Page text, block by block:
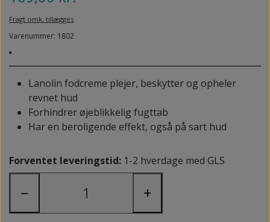
PSORIASIS PÅ FØDDERNE
URO I BENENE/RESTLESS LEGS
VABLER
REFLEXWEAR
REVAMIL
SKINCAIR
Fragt omk. tillægges
Varenummer: 1802
Lanolin fodcreme plejer, beskytter og opheler
revnet hud
Forhindrer øjeblikkelig fugttab
Har en beroligende effekt, også på sart hud
Forventet leveringstid: 1-2 hverdage med GLS
− +